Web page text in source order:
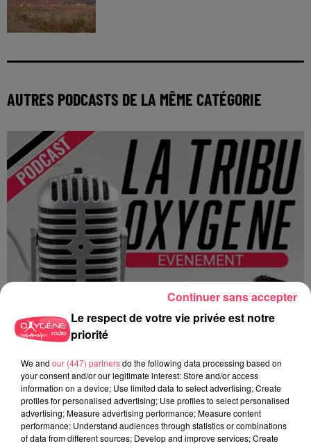
AUTRES PODCASTS DE LA MÊME CATÉGORIE
Du 14 au 30 août : 1er Open du Tennis Club de Tiercé
Le respect de votre vie privée est notre
priorité
We and our (447) partnersdo the following data processing based on
your consent and/or our legitimate interest: Store and/or access
information on a device; Use limited data to select advertising; Create
profiles for personalised advertising; Use profiles to select personalised
advertising; Measure advertising performance; Measure content
performance; Understand audiences through statistics or combinations
of data from different sources; Develop and improve services; Create
Continuer sans accepter